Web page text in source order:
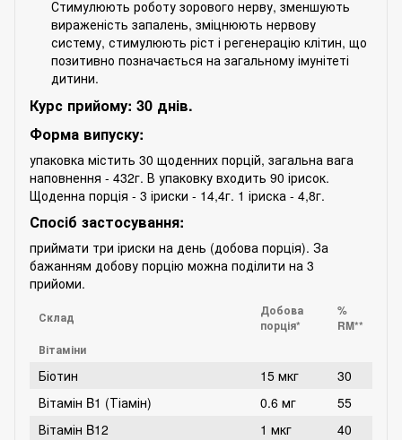
Стимулюють роботу зорового нерву, зменшують
вираженість запалень, зміцнюють нервову
систему, стимулюють ріст і регенерацію клітин, що
позитивно позначається на загальному імунітеті
дитини.
Курс прийому: 30 днів.
Форма випуску:
упаковка містить 30 щоденних порцій, загальна вага
наповнення - 432г. В упаковку входить 90 ірисок.
Щоденна порція - 3 іриски - 14,4г. 1 іриска - 4,8г.
Спосіб застосування:
приймати три іриски на день (добова порція). За
бажанням добову порцію можна поділити на 3
прийоми.
Склад
Добова
порція*
%
RM**
Вітаміни
Біотин 15 мкг
30
Вітамін B1 (Тіамін)
0.6 мг
55
Вітамін B12
1 мкг
40